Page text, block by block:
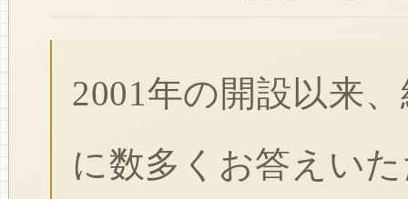
2001年の開設以来
に数多くお答えい